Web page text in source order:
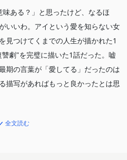
ある？」と思ったけど、なるほ
いいわ。アイという愛を知らない女
見つけてくまでの人生が描かれた1
劇"を完璧に描いた1話だった。嘘
期の言葉が「愛してる」だったのは
描写があればもっと良かったとは思
品としても面白そうだが、それ以外
視聴意欲が掻き立てられまくる。
全文読む